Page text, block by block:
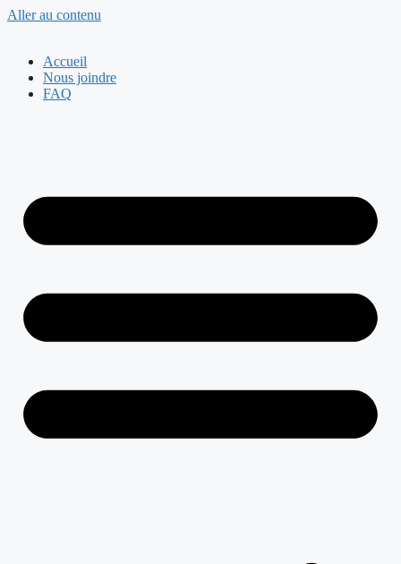
Aller au contenu
Accueil
Nous joindre
FAQ